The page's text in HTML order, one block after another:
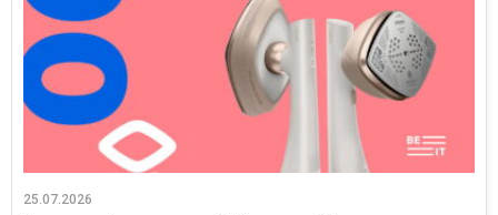
25.07.2026